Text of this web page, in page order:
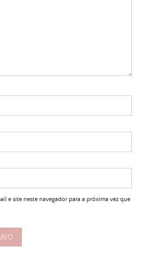
e site neste navegador para a próxima vez que